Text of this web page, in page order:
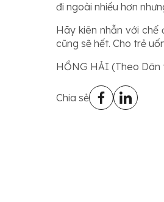
đi ngoài nhiều hơn
Hãy kiên nhẫn với
cũng sẽ hết. Cho trẻ
HỒNG HẢI (Theo Dân
Chia sẻ